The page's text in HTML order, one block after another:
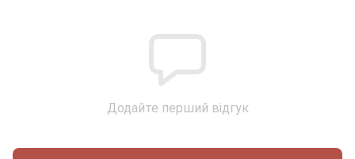
Додайте перший відгук